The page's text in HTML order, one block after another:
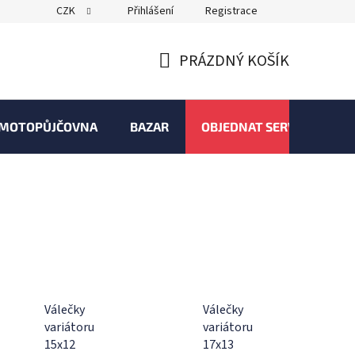
CZK Přihlášení Registrace
KOŠÍK
PRÁZDNÝ KOŠÍK
BAZAR OBJEDNAT SERVIS
Válečky
variátoru
15x12
Válečky
variátoru
17x13